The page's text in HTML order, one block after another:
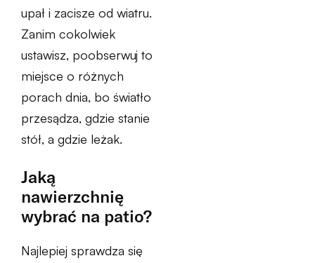
upał i zacisze od wiatru.
Zanim cokolwiek
ustawisz, poobserwuj to
miejsce o różnych
porach dnia, bo światło
przesądza, gdzie stanie
stół, a gdzie leżak.
Jaką
nawierzchnię
wybrać na patio?
Najlepiej sprawdza się